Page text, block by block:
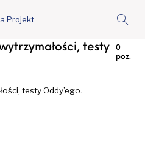
Projekt
/ Badania szczelności, wytrzymałości,
testy
0
poz.
testy Oddy’ego.